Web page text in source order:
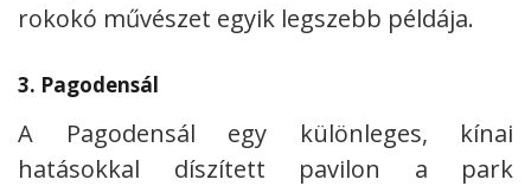
rokokó művészet egyik legszebb példája.
3. Pagodensál
A Pagodensál egy különleges, kínai
hatásokkal díszített pavilon a park